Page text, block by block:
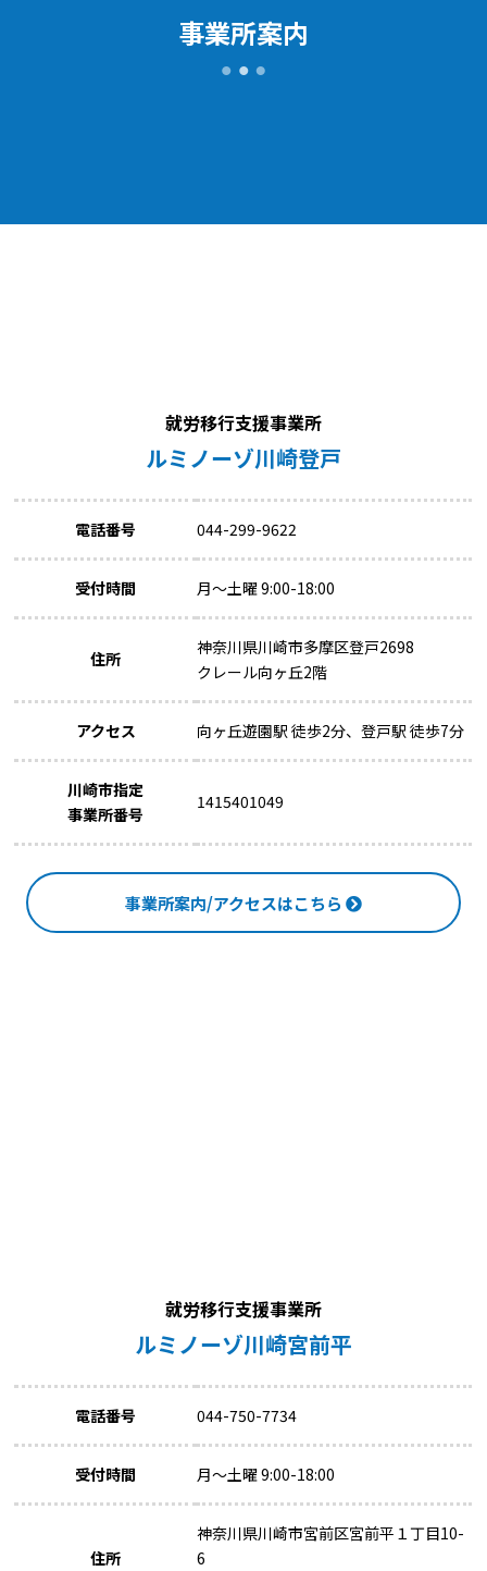
事業所案内
就労移行支援事業所
ルミノーゾ川崎登戸
電話番号 044-299-9622
受付時間 月～土曜 9:00-18:00
住所
神奈川県川崎市多摩区登戸2698
クレール向ヶ丘2階
アクセス 向ヶ丘遊園駅 徒歩2分、登戸駅 徒歩7分
川崎市指定
事業所番号
1415401049
事業所案内/アクセスはこちら
就労移行支援事業所
ルミノーゾ川崎宮前平
電話番号 044-750-7734
受付時間 月～土曜 9:00-18:00
住所
神奈川県川崎市宮前区宮前平１丁目10-
6